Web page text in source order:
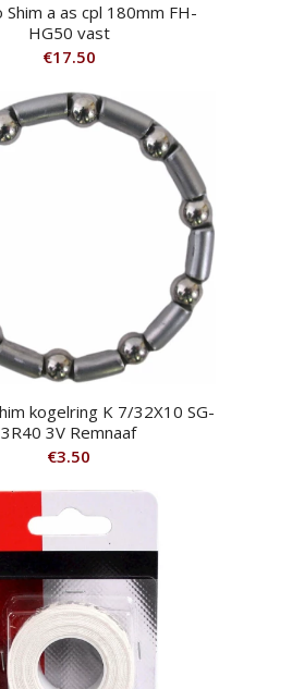
Shim a as cpl 180mm FH-
HG50 vast
€17.50
kogelring K 7/32X10 SG-
3R40 3V Remnaaf
€3.50